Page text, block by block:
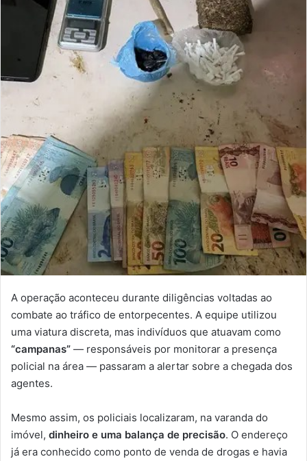
A operação aconteceu durante diligências voltadas ao
combate ao tráfico de entorpecentes. A equipe utilizou
uma viatura discreta, mas indivíduos que atuavam como
“campanas” — responsáveis por monitorar a presença
policial na área — passaram a alertar sobre a chegada dos
agentes.
Mesmo assim, os policiais localizaram, na varanda do
imóvel, dinheiro e uma balança de precisão. O endereço
já era conhecido como ponto de venda de drogas e havia